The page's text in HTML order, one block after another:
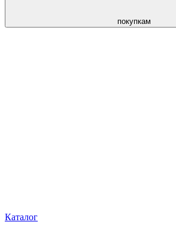
покупкам
Каталог